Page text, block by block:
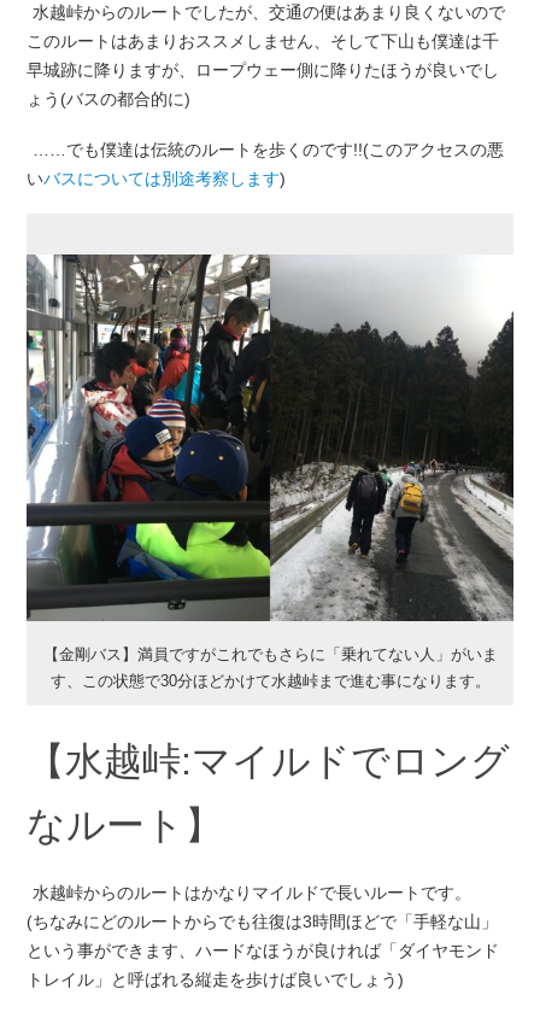
水越峠からのルートでしたが、交通の便はあまり良くないので
このルートはあまりおススメしません、そして下山も僕達は千
早城跡に降りますが、ロープウェー側に降りたほうが良いでし
ょう(バスの都合的に)
……でも僕達は伝統のルートを歩くのです!!(このアクセスの悪
いバスについては別途考察します)
【金剛バス】満員ですがこれでもさらに「乗れてない人」がいま
す、この状態で30分ほどかけて水越峠まで進む事になります。
【水越峠:マイルドでロング
なルート】
水越峠からのルートはかなりマイルドで長いルートです。
(ちなみにどのルートからでも往復は3時間ほどで「手軽な山」
という事ができます、ハードなほうが良ければ「ダイヤモンド
トレイル」と呼ばれる縦走を歩けば良いでしょう)